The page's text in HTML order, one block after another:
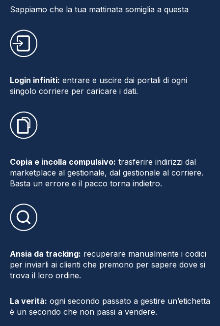
Sappiamo che la tua mattinata somiglia a questa
Login infiniti: entrare e uscire dai portali di ogni
singolo corriere per caricare i dati.
Copia e incolla compulsivo: trasferire indirizzi dal
marketplace al gestionale, dal gestionale al corriere.
Basta un errore e il pacco torna indietro.
Ansia da tracking: recuperare manualmente i codici
per inviarli ai clienti che premono per sapere dove si
trova il loro ordine.
La verità: ogni secondo passato a gestire un’etichetta
è un secondo che non passi a vendere.